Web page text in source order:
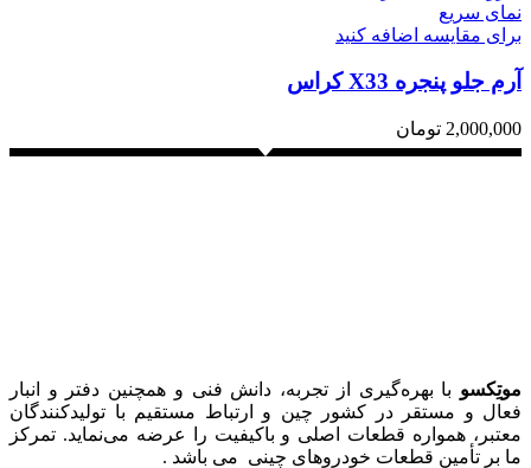
نمای سریع
برای مقایسه اضافه کنید
آرم جلو پنجره X33 کراس
2,000,000 تومان
موتِکسو با بهره‌گیری از تجربه، دانش فنی و همچنین دفتر و انبار
فعال و مستقر در کشور چین و ارتباط مستقیم با تولیدکنندگان
معتبر، همواره قطعات اصلی و باکیفیت را عرضه می‌نماید. تمرکز
ما بر تأمین قطعات خودروهای چینی می باشد .